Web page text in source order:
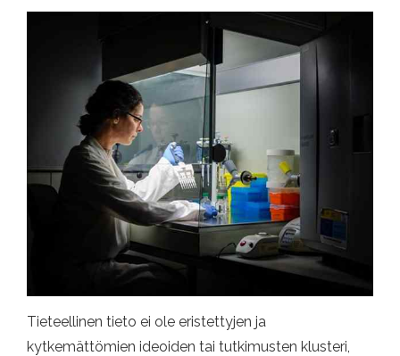
Tieteellinen tieto ei ole eristettyjen ja
kytkemättömien ideoiden tai tutkimusten klusteri,